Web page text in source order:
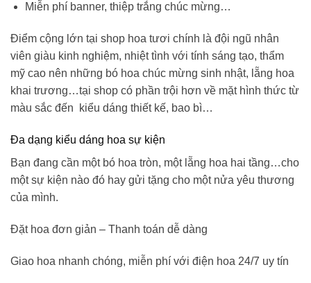
Miễn phí banner, thiệp trắng chúc mừng…
Điểm cộng lớn tại shop hoa tươi chính là đội ngũ nhân
viên giàu kinh nghiệm, nhiệt tình với tính sáng tạo, thẩm
mỹ cao nên những bó hoa chúc mừng sinh nhật, lẵng hoa
khai trương…tại shop có phần trội hơn về mặt hình thức từ
màu sắc đến kiểu dáng thiết kế, bao bì…
Đa dạng kiểu dáng hoa sự kiện
Bạn đang cần một bó hoa tròn, một lẵng hoa hai tầng…cho
một sự kiện nào đó hay gửi tặng cho một nửa yêu thương
của mình.
Đặt hoa đơn giản – Thanh toán dễ dàng
Giao hoa nhanh chóng, miễn phí với điện hoa 24/7 uy tín